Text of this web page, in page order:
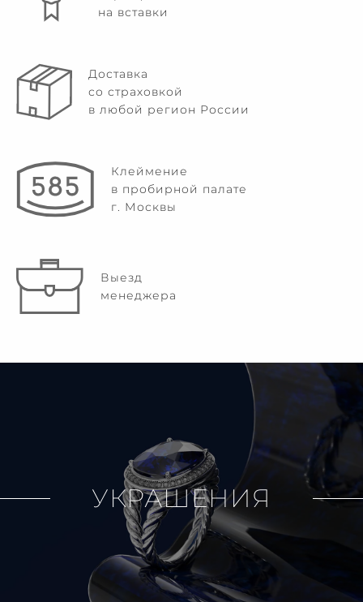
на вставки
Доставка
со страховкой
в любой регион России
Клеймение
в пробирной палате
г. Москвы
Выезд
менеджера
УКРАШЕНИЯ